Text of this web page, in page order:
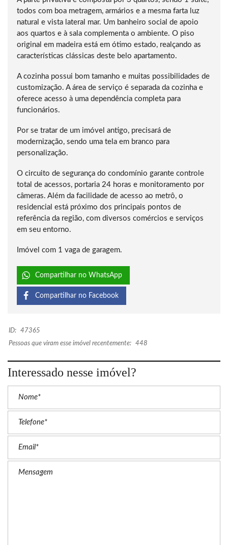
todos com boa metragem, armários e a mesma farta luz
natural e vista lateral mar. Um banheiro social de apoio
aos quartos e à sala complementa o ambiente. O piso
original em madeira está em ótimo estado, realçando as
características clássicas deste belo apartamento.
A cozinha possui bom tamanho e muitas possibilidades de
customização. A área de serviço é separada da cozinha e
oferece acesso à uma dependência completa para
funcionários.
Por se tratar de um imóvel antigo, precisará de
modernização, sendo uma tela em branco para
personalização.
O circuito de segurança do condomínio garante controle
total de acessos, portaria 24 horas e monitoramento por
câmeras. Além da facilidade de acesso ao metrô, o
residencial está próximo dos principais pontos de
referência da região, com diversos comércios e serviços
em seu entorno.
Imóvel com 1 vaga de garagem.
Compartilhar no WhatsApp
Compartilhar no Facebook
ID:
47365
Pessoas que viram esse imóvel recentemente:
448
Interessado nesse imóvel?